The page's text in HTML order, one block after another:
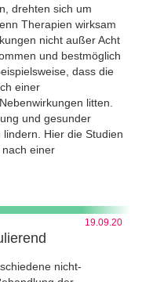
drehten sich um
Therapien wirksam
nicht außer Acht
und bestmöglich
dass die
einer
litten.
und gesunder
Hier die Studien
einer
19.09.20
nicht-